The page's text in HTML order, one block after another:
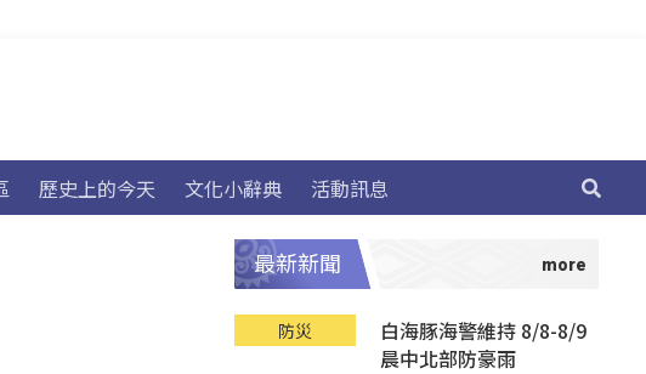
歷史上的今天 文化小辭典 活動訊息
最新新聞
防災
白海豚海警維持 8/8-8/9
晨中北部防豪雨